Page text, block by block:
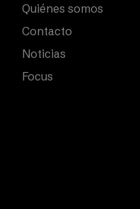
Quiénes somos
Contacto
Noticias
Focus